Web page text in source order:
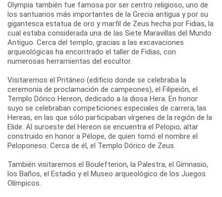
Olympia también fue famosa por ser centro religioso, uno de
los santuarios más importantes de la Grecia antigua y por su
gigantesca estatua de oro y marfil de Zeus hecha por Fidias, la
cual estaba considerada una de las Siete Maravillas del Mundo
Antiguo. Cerca del templo, gracias a las excavaciones
arqueológicas ha encontrado el taller de Fidias, con
numerosas herramientas del escultor.
Visitaremos el Pritáneo (edificio donde se celebraba la
ceremonia de proclamación de campeones), el Filipeión, el
Templo Dórico Hereon, dedicado a la diosa Hera. En honor
suyo se celebraban competiciones especiales de carrera, las
Hereas, en las que sólo participaban vírgenes de la región de la
Elide. Al suroeste del Hereon se encuentra el Pelopio, altar
construido en honor a Pélope, de quien tomó el nombre el
Peloponeso. Cerca de él, el Templo Dórico de Zeus.
También visitaremos el Boulefterion, la Palestra, el Gimnasio,
los Baños, el Estadio y el Museo arqueológico de los Juegos
Olímpicos.